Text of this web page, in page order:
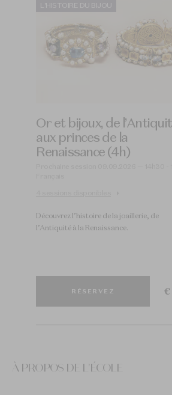
L'HISTOIRE DU BIJOU
Or et bijoux, de
aux princes de la
Renaissance (4h)
Découvrez l’histoire de la joaillerie, de
l’Antiquité à la Renaissance.​
RÉSERVEZ
À PROPOS DE L'ÉCOLE